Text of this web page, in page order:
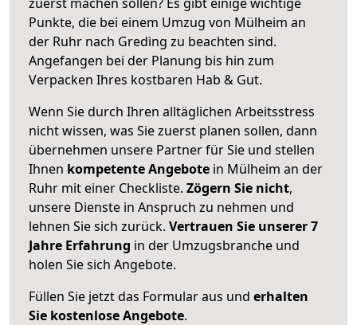
Punkte, die bei einem Umzug von Mülheim an
der Ruhr nach Greding zu beachten sind.
Angefangen bei der Planung bis hin zum
Verpacken Ihres kostbaren Hab & Gut.
Wenn Sie durch Ihren alltäglichen Arbeitsstress
nicht wissen, was Sie zuerst planen sollen, dann
übernehmen unsere Partner für Sie und stellen
Ihnen kompetente Angebote in Mülheim an der
Ruhr mit einer Checkliste. Zögern Sie nicht,
unsere Dienste in Anspruch zu nehmen und
lehnen Sie sich zurück. Vertrauen Sie unserer 7
Jahre Erfahrung in der Umzugsbranche und
holen Sie sich Angebote.
Füllen Sie jetzt das Formular aus und erhalten
Sie kostenlose Angebote.